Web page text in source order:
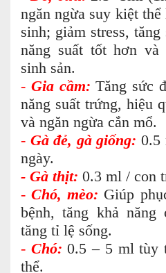
ngăn ngừa suy kiệt
sinh; giảm stress,
năng suất tốt hơn và
sinh sản.
- Gia cầm: Tăng sức
năng suất trứng, hiệu
và ngăn ngừa cắn mổ.
- Gà đẻ, gà giống: 0.5
ngày.
- Gà thịt: 0.3 ml / con
- Chó, mèo: Giúp
bệnh, tăng khả năng
tăng tỉ lệ sống.
- Chó: 0.5 – 5 ml tùy
thể.